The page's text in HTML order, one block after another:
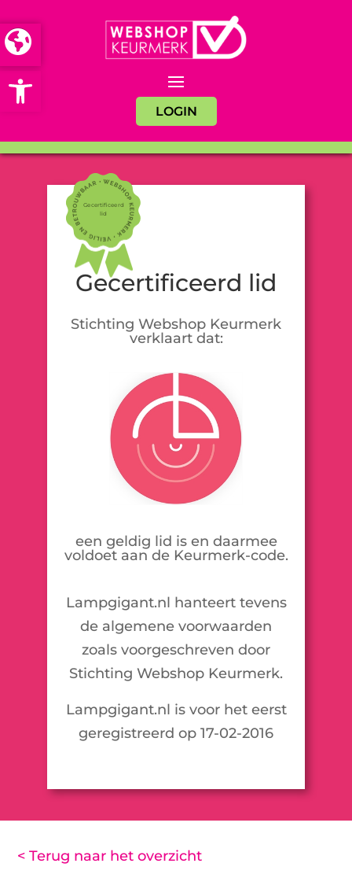
Open toolbar
LOGIN
Gecertificeerd
lid
Gecertificeerd lid
Stichting Webshop Keurmerk
verklaart dat:
een geldig lid is en daarmee
voldoet aan de Keurmerk-code.
Lampgigant.nl hanteert tevens
de algemene voorwaarden
zoals voorgeschreven door
Stichting Webshop Keurmerk.
Lampgigant.nl is voor het eerst
geregistreerd op 17-02-2016
< Terug naar het overzicht